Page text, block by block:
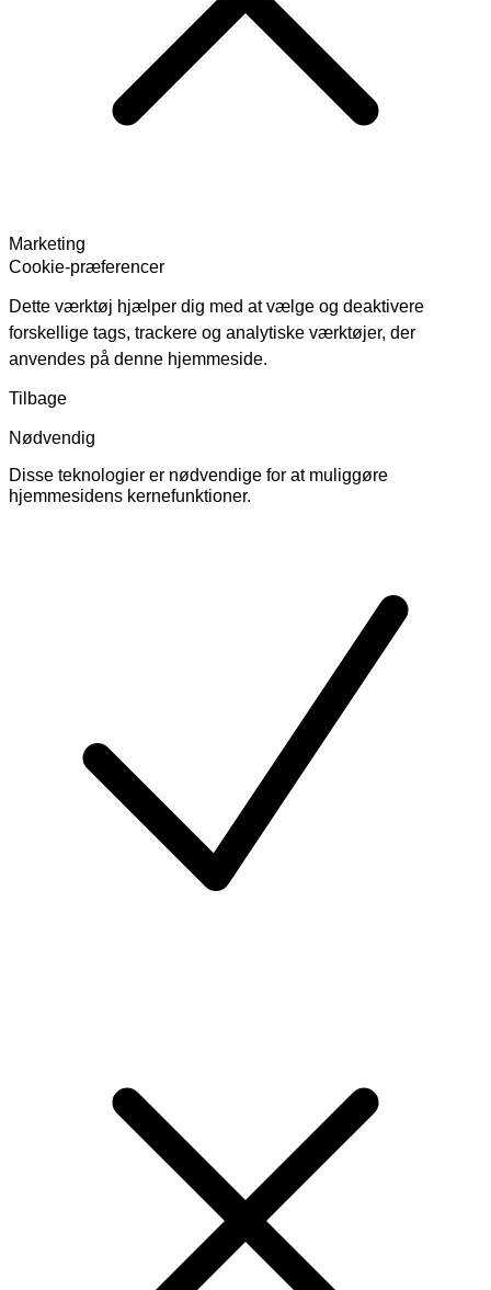
Marketing
Cookie-præferencer
Dette værktøj hjælper dig med at vælge og deaktivere
forskellige tags, trackere og analytiske værktøjer, der
anvendes på denne hjemmeside.
Tilbage
Nødvendig
Disse teknologier er nødvendige for at muliggøre
hjemmesidens kernefunktioner.